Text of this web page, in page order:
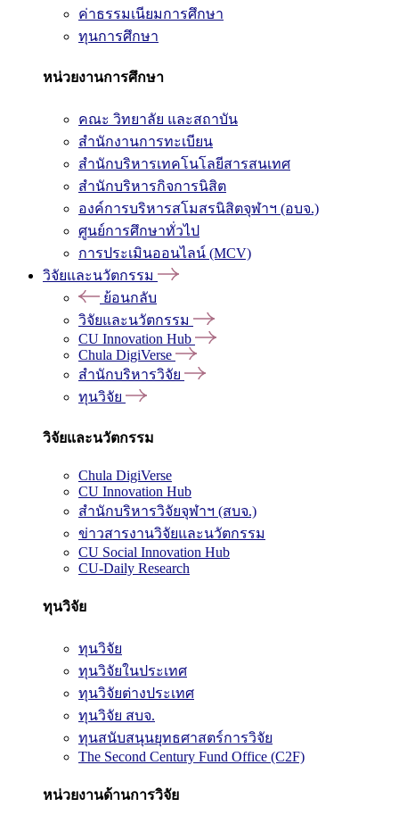
ค่าธรรมเนียมการศึกษา
ทุนการศึกษา
หน่วยงานการศึกษา
คณะ วิทยาลัย และสถาบัน
สำนักงานการทะเบียน
สำนักบริหารเทคโนโลยีสารสนเทศ
สำนักบริหารกิจการนิสิต
องค์การบริหารสโมสรนิสิตจุฬาฯ (อบจ.)
ศูนย์การศึกษาทั่วไป
การประเมินออนไลน์ (MCV)
วิจัยและนวัตกรรม
ย้อนกลับ
วิจัยและนวัตกรรม
CU Innovation Hub
Chula DigiVerse
สำนักบริหารวิจัย
ทุนวิจัย
วิจัยและนวัตกรรม
Chula DigiVerse
CU Innovation Hub
สำนักบริหารวิจัยจุฬาฯ (สบจ.)
ข่าวสารงานวิจัยและนวัตกรรม
CU Social Innovation Hub
CU-Daily Research
ทุนวิจัย
ทุนวิจัย
ทุนวิจัยในประเทศ
ทุนวิจัยต่างประเทศ
ทุนวิจัย สบจ.
ทุนสนับสนุนยุทธศาสตร์การวิจัย
The Second Century Fund Office (C2F)
หน่วยงานด้านการวิจัย